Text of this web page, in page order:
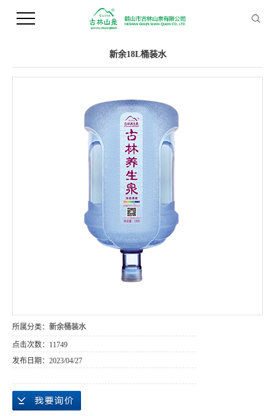
您当前的位置 ： 首 页>>产品中心>>桶装水
新余18L桶装水
所属分类： 新余桶装水
点击次数： 11749
发布日期： 2023/04/27